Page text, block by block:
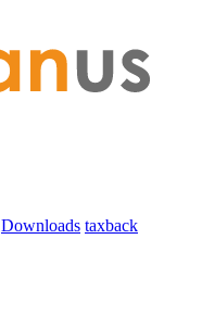
Downloads taxback